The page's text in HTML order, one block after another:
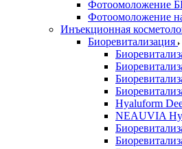
Фотоомоложение
Фотоомоложение
Инъекционная
Биоревитализация
Hyaluform
NEAUVIA